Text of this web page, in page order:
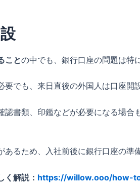
ことの中でも、銀行口座の問題は特
でも、来日直後の外国人は口座開
認書類、印鑑などが必要になる場合
るため、入社前後に銀行口座の準
く解説： https://willow.ooo/how-